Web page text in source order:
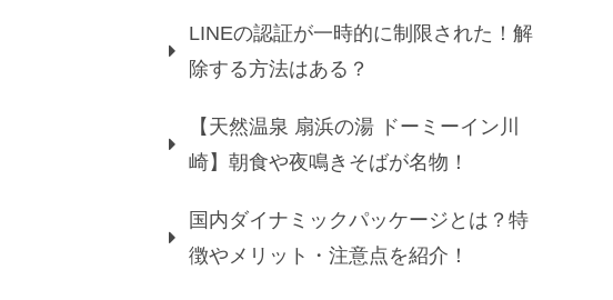
LINEの認証が一時的に制限された！解
除する方法はある？
【天然温泉 扇浜の湯 ドーミーイン川
崎】朝食や夜鳴きそばが名物！
国内ダイナミックパッケージとは？特
徴やメリット・注意点を紹介！